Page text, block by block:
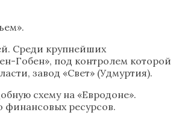
Среди крупнейших
Гобен», под контролем которой
завод «Свет» (Удмуртия).
схему на «Евродоне».
финансовых ресурсов.